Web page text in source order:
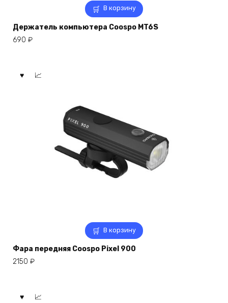
В корзину
Держатель компьютера Coospo MT6S
690 ₽
В корзину
Фара передняя Coospo Pixel 900
2150 ₽